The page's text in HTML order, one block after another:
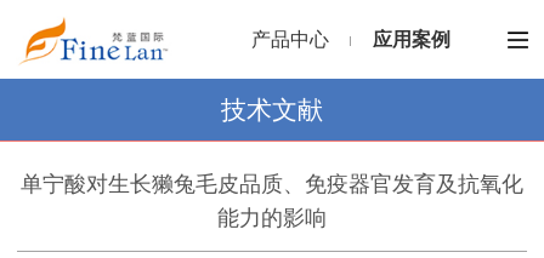
产品中心 应用案例
技术文献
单宁酸对生长獭兔毛皮品质、免疫器官发育及抗氧化
能力的影响